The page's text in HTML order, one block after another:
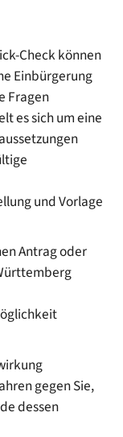
Check können
Einbürgerung
Fragen
es sich um eine
und Vorlage
Antrag oder
gegen Sie,
dessen